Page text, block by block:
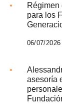
Régimen
para los
06/07/2026
asesoría